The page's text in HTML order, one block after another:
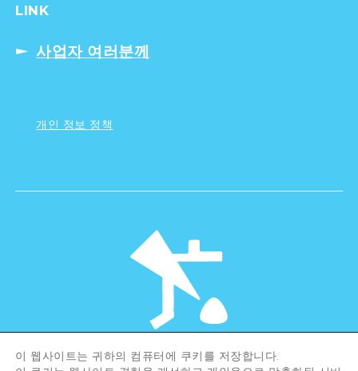
LINK
사업자 여러분께
개인 정보 정책
©Hiroshima Tourism Association /
이 웹사이트는 귀하의 컴퓨터에 쿠키를 저장합니다.